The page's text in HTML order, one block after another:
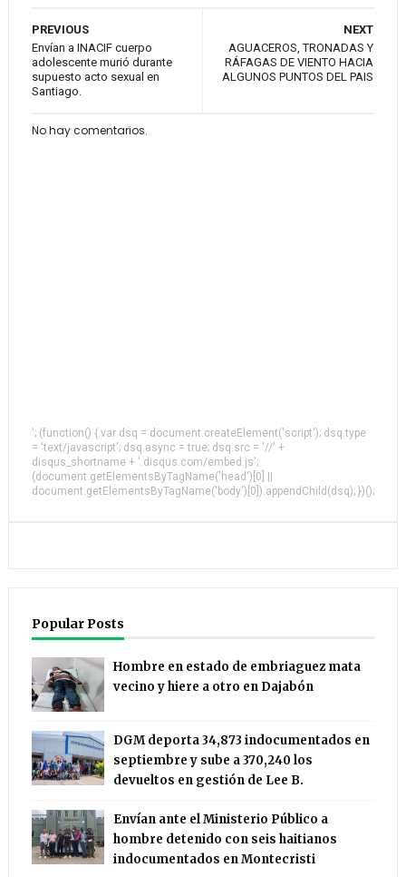
NEXT
AGUACEROS, TRONADAS Y
RÁFAGAS DE VIENTO HACIA
ALGUNOS PUNTOS DEL PAIS
PREVIOUS
Envían a INACIF cuerpo
adolescente murió durante
supuesto acto sexual en
Santiago.
No hay comentarios.
'; (function() { var dsq = document.createElement('script'); dsq.type
= 'text/javascript'; dsq.async = true; dsq.src = '//' +
disqus_shortname + '.disqus.com/embed.js';
(document.getElementsByTagName('head')[0] ||
document.getElementsByTagName('body')[0]).appendChild(dsq); })();
Popular Posts
Hombre en estado de embriaguez mata
vecino y hiere a otro en Dajabón
DGM deporta 34,873 indocumentados en
septiembre y sube a 370,240 los
devueltos en gestión de Lee B.
Envían ante el Ministerio Público a
hombre detenido con seis haitianos
indocumentados en Montecristi